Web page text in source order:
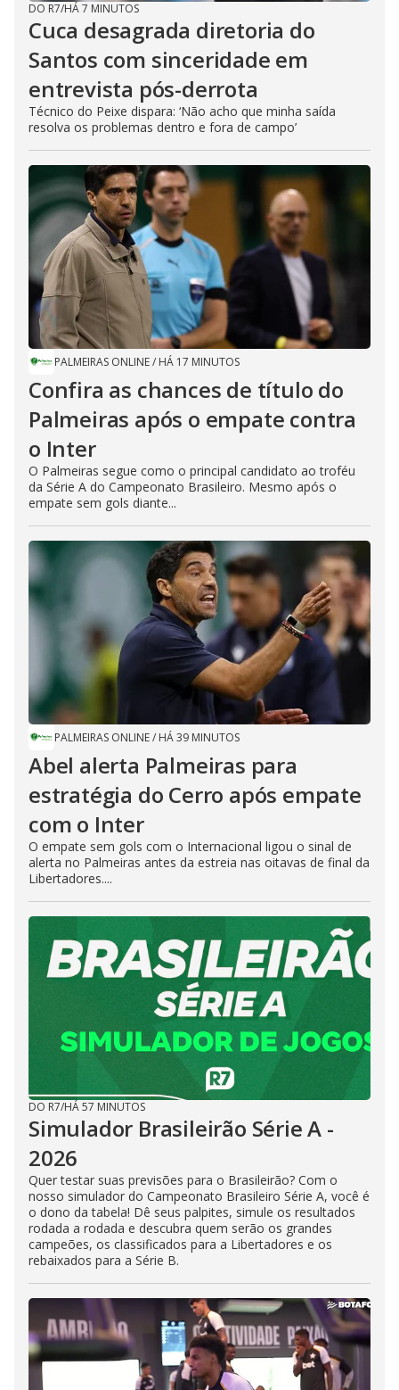
DO R7/HÁ 7 MINUTOS
Cuca desagrada diretoria do
Santos com sinceridade em
entrevista pós-derrota
Técnico do Peixe dispara: ‘Não acho que minha saída
resolva os problemas dentro e fora de campo’
PALMEIRAS ONLINE/ HÁ 17 MINUTOS
Confira as chances de título do
Palmeiras após o empate contra
o Inter
O Palmeiras segue como o principal candidato ao troféu
da Série A do Campeonato Brasileiro. Mesmo após o
empate sem gols diante...
PALMEIRAS ONLINE/ HÁ 39 MINUTOS
Abel alerta Palmeiras para
estratégia do Cerro após empate
com o Inter
O empate sem gols com o Internacional ligou o sinal de
alerta no Palmeiras antes da estreia nas oitavas de final da
Libertadores....
DO R7/HÁ 57 MINUTOS
Simulador Brasileirão Série A -
2026
Quer testar suas previsões para o Brasileirão? Com o
nosso simulador do Campeonato Brasileiro Série A, você é
o dono da tabela! Dê seus palpites, simule os resultados
rodada a rodada e descubra quem serão os grandes
campeões, os classificados para a Libertadores e os
rebaixados para a Série B.